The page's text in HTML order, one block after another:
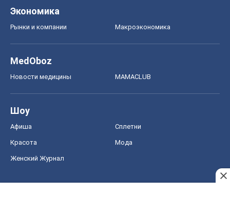
Экономика
Рынки и компании Mакроэкономика
MedOboz
Новости медицины MAMACLUB
Шоу
Афиша Сплетни
Красота Мода
Женский Журнал